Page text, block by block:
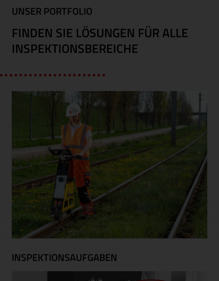
UNSER PORTFOLIO
FINDEN SIE LÖSUNGEN FÜR ALLE
INSPEKTIONSBEREICHE
INSPEKTIONSAUFGABEN